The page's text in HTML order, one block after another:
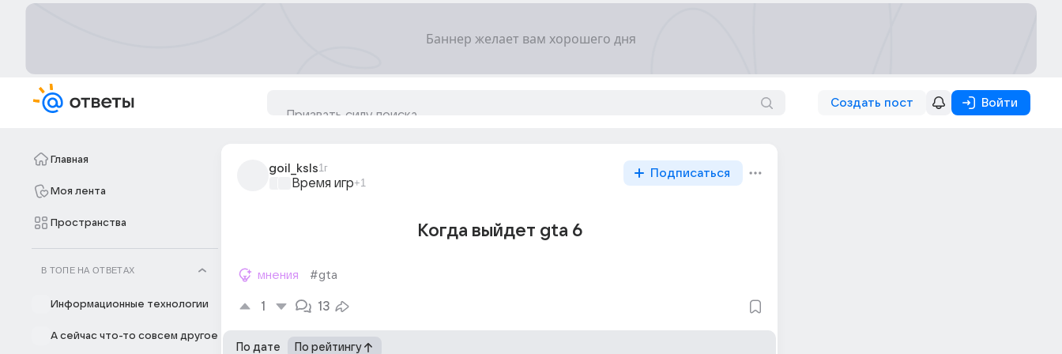
Создать пост Войти
Главная
Моя лента
Пространства
В ТОПЕ НА ОТВЕТАХ
Информационные технологии
А сейчас что-то совсем другое
goil_ksls1г
Время игр+1
Подписаться
Когда выйдет gta 6
мнения #gta
1 13
По дате По рейтингу